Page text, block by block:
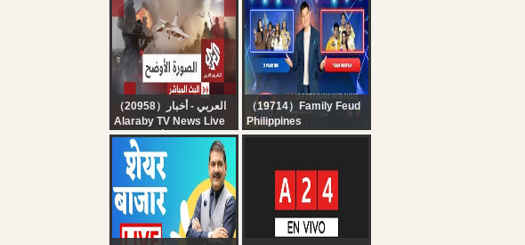
lugar | Seguí la
transmisión las 24
horas
ノリYJげーみんぐ。?
（20958）العربي - أخبار
Alaraby TV News Live
قناة العربي أخبار | البث
الحي المباشر
（19714）Family Feud
Philippines
Family Feud
2026 | LIVESTREAM